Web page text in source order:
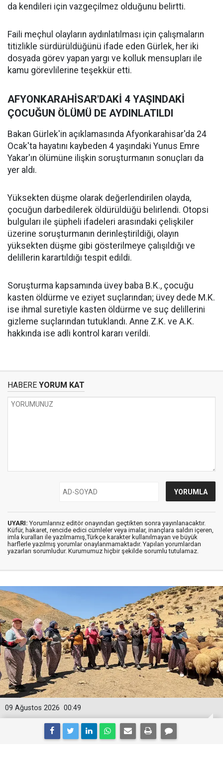
da kendileri için vazgeçilmez olduğunu belirtti.
Faili meçhul olayların aydınlatılması için çalışmaların
titizlikle sürdürüldüğünü ifade eden Gürlek, her iki
dosyada görev yapan yargı ve kolluk mensupları ile
kamu görevlilerine teşekkür etti.
AFYONKARAHİSAR'DAKİ 4 YAŞINDAKİ
ÇOCUĞUN ÖLÜMÜ DE AYDINLATILDI
Bakan Gürlek'in açıklamasında Afyonkarahisar'da 24
Ocak'ta hayatını kaybeden 4 yaşındaki Yunus Emre
Yakar'ın ölümüne ilişkin soruşturmanın sonuçları da
yer aldı.
Yüksekten düşme olarak değerlendirilen olayda,
çocuğun darbedilerek öldürüldüğü belirlendi. Otopsi
bulguları ile şüpheli ifadeleri arasındaki çelişkiler
üzerine soruşturmanın derinleştirildiği, olayın
yüksekten düşme gibi gösterilmeye çalışıldığı ve
delillerin karartıldığı tespit edildi.
Soruşturma kapsamında üvey baba B.K., çocuğu
kasten öldürme ve eziyet suçlarından; üvey dede M.K.
ise ihmal suretiyle kasten öldürme ve suç delillerini
gizleme suçlarından tutuklandı. Anne Z.K. ve A.K.
hakkında ise adli kontrol kararı verildi.
HABERE YORUM KAT
UYARI: Yorumlarınız editör onayından geçtikten sonra yayınlanacaktır.
Küfür, hakaret, rencide edici cümleler veya imalar, inançlara saldırı içeren,
imla kuralları ile yazılmamış,Türkçe karakter kullanılmayan ve büyük
harflerle yazılmış yorumlar onaylanmamaktadır. Yapılan yorumlardan
yazarları sorumludur. Kurumumuz hiçbir şekilde sorumlu tutulamaz.
00:49
09 Ağustos 2026